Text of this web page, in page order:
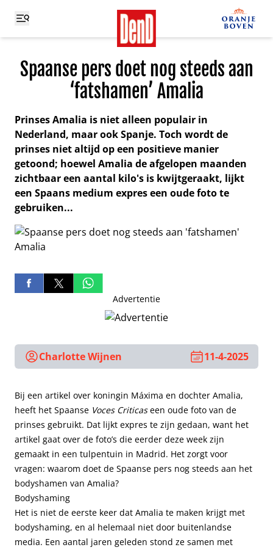
Spaanse pers doet nog steeds aan
‘fatshamen’ Amalia
Prinses Amalia is niet alleen populair in
Nederland, maar ook Spanje. Toch wordt de
prinses niet altijd op een positieve manier
getoond; hoewel Amalia de afgelopen maanden
zichtbaar een aantal kilo's is kwijtgeraakt, lijkt
een Spaans medium expres een oude foto te
gebruiken...
Advertentie
Charlotte Wijnen 11-4-2025
Bij een artikel over koningin Máxima en dochter Amalia,
heeft het Spaanse Voces Criticaseen oude foto van de
prinses gebruikt. Dat lijkt expres te zijn gedaan, want het
artikel gaat over de foto’s die eerder deze week zijn
gemaakt in een tulpentuin in Madrid. Het zorgt voor
vragen: waarom doet de Spaanse pers nog steeds aan het
bodyshamen van Amalia?
Bodyshaming
Het is niet de eerste keer dat Amalia te maken krijgt met
bodyshaming, en al helemaal niet door buitenlandse
media. Een aantal jaren geleden stond ze samen met